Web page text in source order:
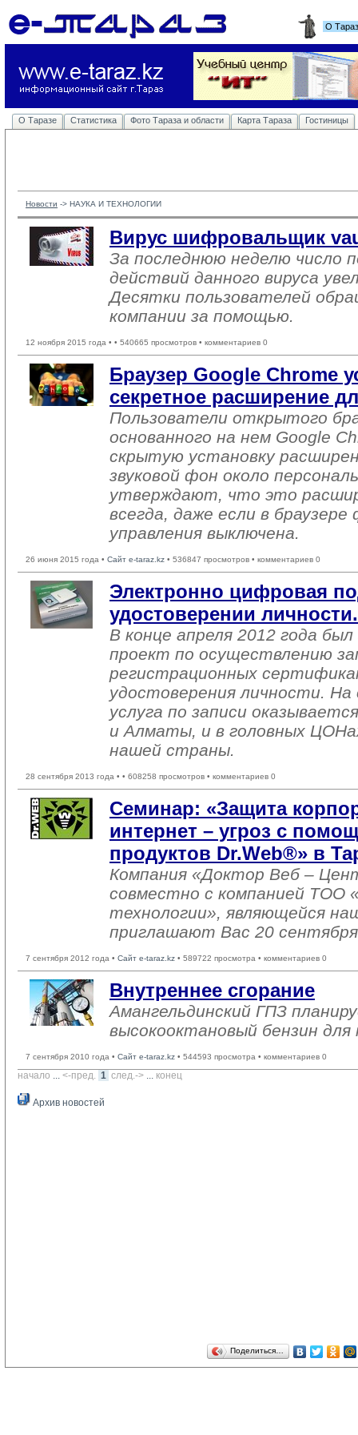
О
О Таразе Статистика Фото Тараза и области Карта Тараза Гостиницы
Новости -> НАУКА И ТЕХНОЛОГИИ
Вирус шифровальщик
За последнюю неделю число
действий данного вируса
Десятки пользователей
компании за помощью.
12 ноября 2015 года • • 540665 просмотров • комментариев 0
Браузер Google Chrome
секретное расширение
Пользователи открытого
основанного на нем Google
скрытую установку
звуковой фон около
утверждают, что это
всегда, даже если в браузере
управления выключена.
26 июня 2015 года • Сайт e-taraz.kz • 536847 просмотров • комментариев 0
Электронно цифровая
удостоверении
В конце апреля 2012 года
проект по осуществлению
регистрационных
удостоверения личности. На
услуга по записи
и Алматы, и в головных
нашей страны.
28 сентября 2013 года • • 608258 просмотров • комментариев 0
Семинар: «Защита
интернет – угроз с
продуктов Dr.Web®» в
Компания «Доктор Веб –
совместно с компанией ТОО
технологии», являющейся
приглашают Вас 20
7 сентября 2012 года • Сайт e-taraz.kz • 589722 просмотра • комментариев 0
Внутреннее сгорание
Амангельдинский ГПЗ
высокооктановый бензин
7 сентября 2010 года • Сайт e-taraz.kz • 544593 просмотра • комментариев 0
начало ... <-пред. 1 след.-> ... конец
Архив новостей
Поделиться…